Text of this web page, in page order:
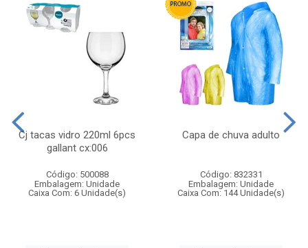
Cj tacas vidro 220ml 6pcs
gallant cx:006
Código: 500088
Embalagem: Unidade
Caixa Com: 6 Unidade(s)
Capa de chuva adulto
Código: 832331
Embalagem: Unidade
Caixa Com: 144 Unidade(s)